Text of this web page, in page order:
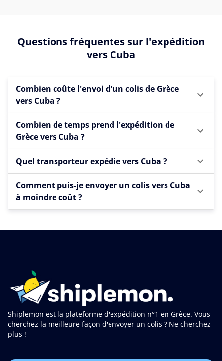
Questions fréquentes sur l'expédition
vers Cuba
Combien coûte l'envoi d'un colis de Grèce
vers Cuba ?
Combien de temps prend l'expédition de
Grèce vers Cuba ?
Quel transporteur expédie vers Cuba ?
Comment puis-je envoyer un colis vers Cuba
à moindre coût ?
Shiplemon est la plateforme d'expédition n°1 en Grèce. Vous
cherchez la meilleure façon d'envoyer un colis ? Ne cherchez
plus !